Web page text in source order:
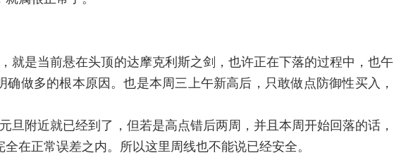
是当前悬在头顶的达摩克利斯之剑，也许正在下落的过程中，也午
做多的根本原因。也是本周三上午新高后，只敢做点防御性买入，
附近就已经到了，但若是高点错后两周，并且本周开始回落的话，
在正常误差之内。所以这里周线也不能说已经安全。